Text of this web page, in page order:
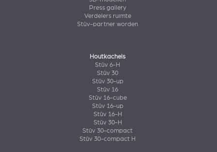
Press gallery
Verdelers ruimte
Stûv-partner worden
Houtkachels
Stûv 6-H
Stûv 30
Stûv 30-up
Stûv 16
Stûv 16-cube
Stûv 16-up
Stûv 16-H
Stûv 30-H
Stûv 30-compact
Stûv 30-compact H